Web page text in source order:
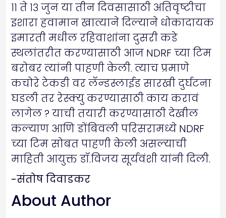
११ ते १३ जुन या तीन दिवसासाठी अतिवृष्टीचा
इशारा हवामान खात्याने दिल्याने धोकादायक
इमारती मधील रहिवाशांना दुसरी कडे
स्थलांतरीत करण्यासाठी आज NDRF च्या टिम
बरोबर त्यांनी पाहणी केली. त्याच प्रमाणे
कचोरे टेकडी वर लॅन्‍डस्लाईड सारखी दुर्घटना
घडली तर रेस्क्यु करण्यासाठी काय करावं
लागेल ? याची तयारी करण्यासाठी देखील
कल्याण आणि डोंबिवली परिसरामध्ये NDRF
च्या टिम सोबत पाहणी केली असल्याची
माहिती आयुक्त डॉ.विजय सूर्यवंशी यांनी दिली.
-संतोष दिवाडकर
About Author